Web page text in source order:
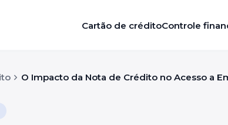
Cartão de créditoControle
chevron_right O Impacto da Nota de Crédito no Acesso a